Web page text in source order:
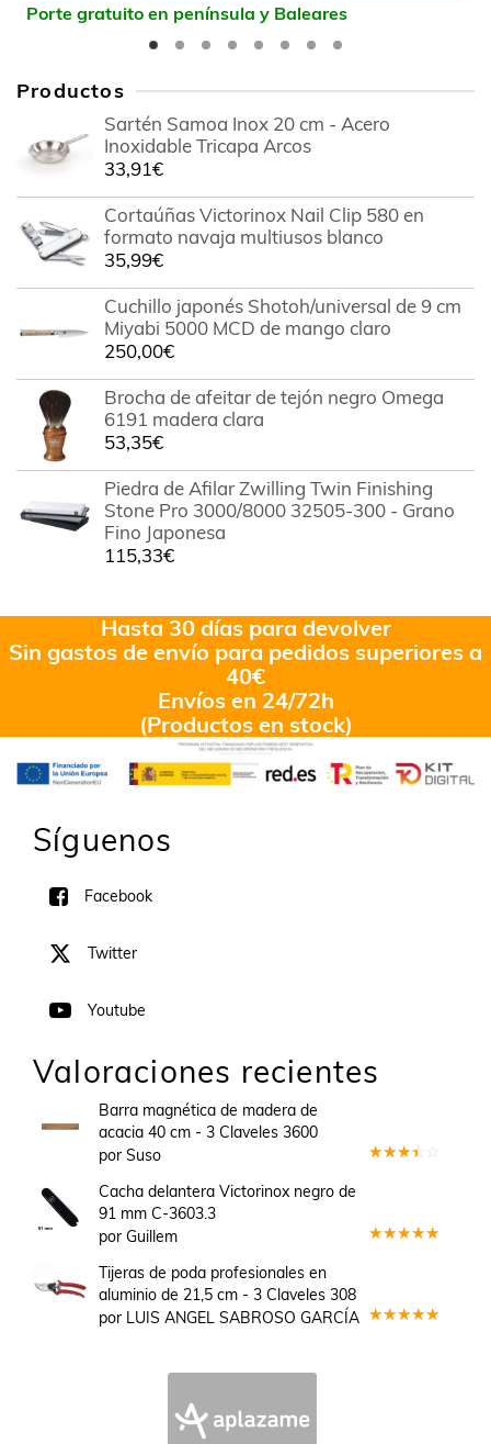
Porte gratuito en península y Baleares
Productos
Sartén Samoa Inox 20 cm - Acero
Inoxidable Tricapa Arcos
33,91€
Cortaúñas Victorinox Nail Clip 580 en
formato navaja multiusos blanco
35,99€
Cuchillo japonés Shotoh/universal de 9 cm
Miyabi 5000 MCD de mango claro
250,00€
Brocha de afeitar de tejón negro Omega
6191 madera clara
53,35€
Piedra de Afilar Zwilling Twin Finishing
Stone Pro 3000/8000 32505-300 - Grano
Fino Japonesa
115,33€
Hasta 30 días para devolver
Sin gastos de envío para pedidos superiores a
40€
Envíos en 24/72h
(Productos en stock)
Síguenos
Facebook
Twitter
Youtube
Valoraciones recientes
Barra magnética de madera de
acacia 40 cm - 3 Claveles 3600
por Suso
Cacha delantera Victorinox negro de
91 mm C-3603.3
por Guillem
Tijeras de poda profesionales en
aluminio de 21,5 cm - 3 Claveles 308
por LUIS ANGEL SABROSO GARCÍA